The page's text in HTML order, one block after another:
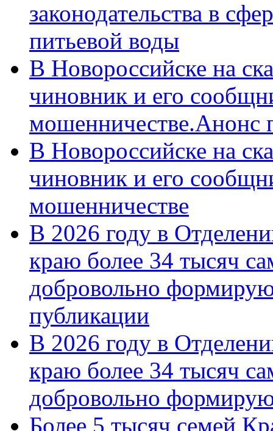
законодательства в
питьевой воды
В Новороссийске на
чиновник и его
мошенничестве.Анонс
В Новороссийске на
чиновник и его
мошенничестве
В 2026 году в
краю более 34 тысяч
добровольно
публикации
В 2026 году в
краю более 34 тысяч
добровольно
Более 5 тысяч семей